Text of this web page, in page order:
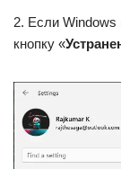
2. Если Windows
кнопку «